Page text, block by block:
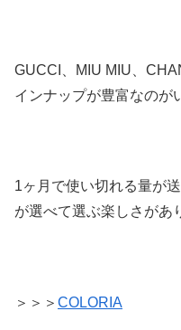
GUCCI、MIU MIU、
インナップが豊富なのが
1ヶ月で使い切れる量が
が選べて選ぶ楽しさがあ
＞＞＞ COLORIA